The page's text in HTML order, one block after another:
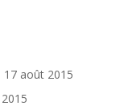
17 août 2015